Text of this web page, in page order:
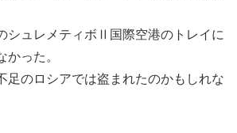
シュレメティボⅡ国際空港のトレイに
かった。
足のロシアでは盗まれたのかもしれな